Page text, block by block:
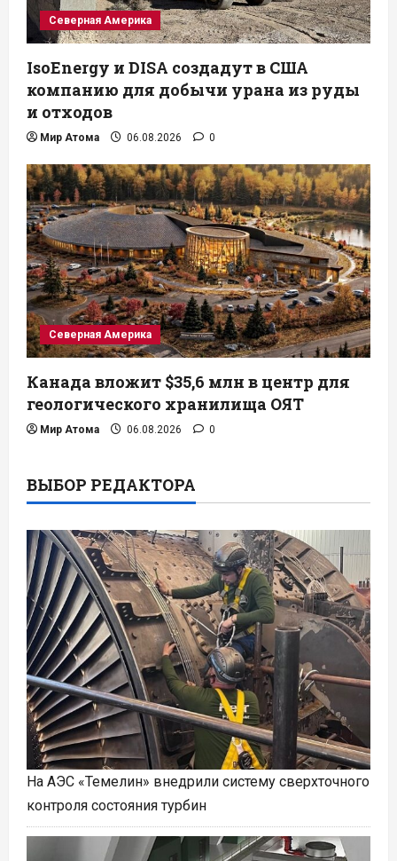
Северная Америка
IsoEnergy и DISA создадут в США
компанию для добычи урана из руды
и отходов
Мир Атома 06.08.2026 0
Северная Америка
Канада вложит $35,6 млн в центр для
геологического хранилища ОЯТ
Мир Атома 06.08.2026 0
ВЫБОР РЕДАКТОРА
На АЭС «Темелин» внедрили систему сверхточного
контроля состояния турбин